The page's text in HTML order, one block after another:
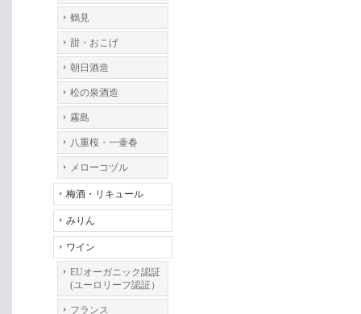
鶴見
甜・おこげ
朝日酒造
松の泉酒造
霧島
八重桜・一壷春
メローコヅル
梅酒・リキュール
みりん
ワイン
EUオーガニック認証
(ユーロリーフ認証）
フランス